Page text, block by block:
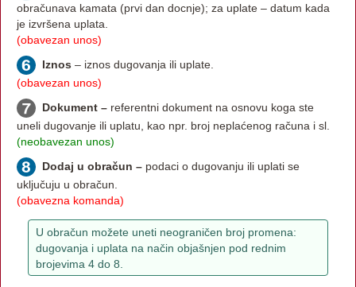
obračunava kamata (prvi dan docnje); za uplate – datum kada
je izvršena uplata.
(obavezan unos)
Iznos – iznos dugovanja ili uplate.
(obavezan unos)
Dokument – referentni dokument na osnovu koga ste
uneli dugovanje ili uplatu, kao npr. broj neplaćenog računa i sl.
(neobavezan unos)
Dodaj u obračun – podaci o dugovanju ili uplati se
uključuju u obračun.
(obavezna komanda)
U obračun možete uneti neograničen broj promena:
dugovanja i uplata na način objašnjen pod rednim
brojevima 4 do 8.